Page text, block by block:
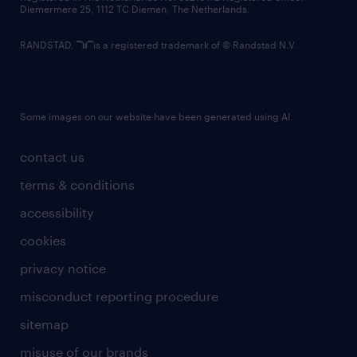
contact us
terms & conditions
accessibility
cookies
privacy notice
misconduct reporting procedure
sitemap
misuse of our brands
Diemermere 25, 1112 TC Diemen, The Netherlands.
RANDSTAD, is a registered trademark of © Randstad N.V.
Some images on our website have been generated using AI.